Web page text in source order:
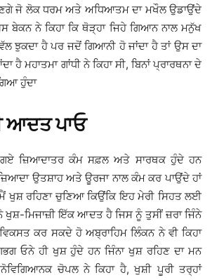
ਜੋ ਲੋਕ ਧਰਮ ਅਤੇ ਅਧਿਆਤਮ ਦਾ ਮਖੌਲ ਉਡਾਉਂਦੇ
ਬੇਕਨ ਨੇ ਕਿਹਾ ਕਿ ਥੋੜ੍ਹਾ ਜਿਹੇ ਗਿਆਨ ਨਾਲ ਮਨੁੱਖ
ਵੱਲ ਝੁਕਦਾ ਹੈ ਪਰ ਜਦੋਂ ਗਿਆਨੀ ਹੋ ਜਾਂਦਾ ਹੈ ਤਾਂ ਉਸ ਦਾ
ਹੈ ਮਹਾਤਮਾ ਗਾਂਧੀ ਨੇ ਕਿਹਾ ਸੀ, ਬਿਨਾਂ ਪ੍ਰਾਰਥਨਾ ਦੇ
ਹੁੰਦਾ
ਆਦਤ ਪਾਓ
ਗਏ ਜ਼ਿਆਦਾਤਰ ਕੰਮ ਸਫ਼ਲ ਅਤੇ ਸਾਰਥਕ ਹੁੰਦੇ ਹਨ
ਉਤਸ਼ਾਹ ਅਤੇ ਊਰਜਾ ਨਾਲ ਕੰਮ ਕਰ ਪਾਉਂਦੇ ਹਾਂ
ਖੁਸ਼ ਰਹਿਣਾ ਚੁਣਿਆ ਕਿਉਂਕਿ ਇਹ ਮੇਰੀ ਸਿਹਤ ਲਈ
ਖੁਸ਼-ਮਿਜਾਜ਼ੀ ਇੱਕ ਆਦਤ ਹੈ ਜਿਸ ਨੂੰ ਤੁਸੀਂ ਜ਼ਰਾ ਜਿੰਨੇ
ਕਰ ਸਕਦੇ ਹੋ ਅਬ੍ਰਾਹਿਮ ਲਿੰਕਨ ਨੇ ਵੀ ਕਿਹਾ
ਓਨੇ ਹੀ ਖੁਸ਼ ਹੁੰਦੇ ਹਨ ਜਿੰਨਾ ਖੁਸ਼ ਰਹਿਣ ਦਾ ਮਨ
ਚੋਪਲ ਨੇ ਕਿਹਾ ਹੈ, ਖੁਸ਼ੀ ਪੂਰੀ ਤਰ੍ਹਾਂ